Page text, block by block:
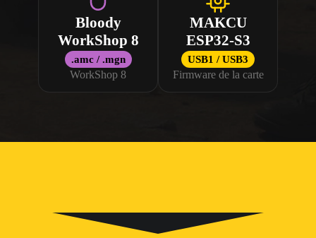
Bloody
WorkShop 8
.amc / .mgn
WorkShop 8
MAKCU
ESP32-S3
USB1 / USB3
Firmware de la carte